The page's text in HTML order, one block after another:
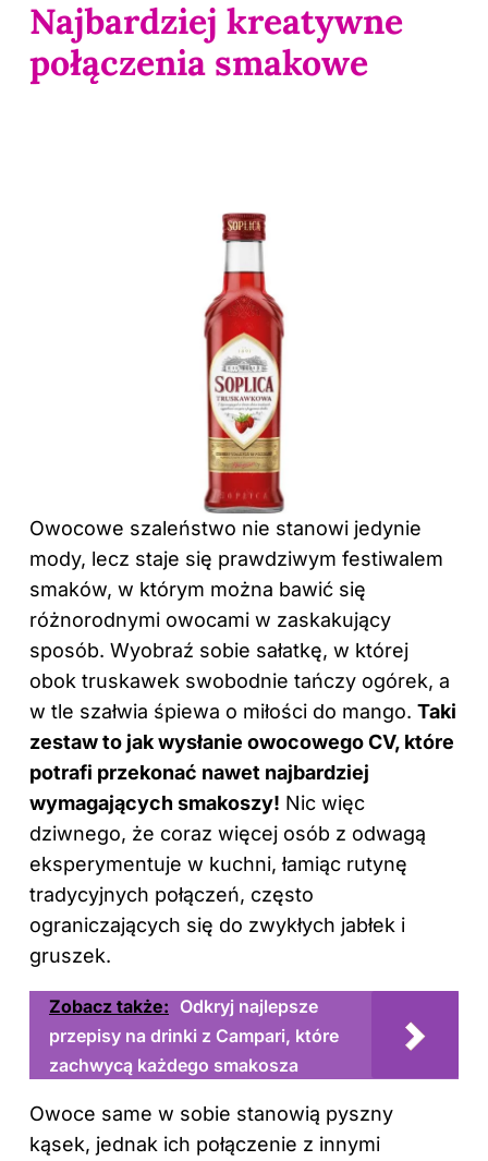
Najbardziej kreatywne
połączenia smakowe
Owocowe szaleństwo nie stanowi jedynie
mody, lecz staje się prawdziwym festiwalem
smaków, w którym można bawić się
różnorodnymi owocami w zaskakujący
sposób. Wyobraź sobie sałatkę, w której
obok truskawek swobodnie tańczy ogórek, a
w tle szałwia śpiewa o miłości do mango. Taki
zestaw to jak wysłanie owocowego CV, które
potrafi przekonać nawet najbardziej
wymagających smakoszy! Nic więc
dziwnego, że coraz więcej osób z odwagą
eksperymentuje w kuchni, łamiąc rutynę
tradycyjnych połączeń, często
ograniczających się do zwykłych jabłek i
gruszek.
Zobacz także: Odkryj najlepsze
przepisy na drinki z Campari, które
zachwycą każdego smakosza
Owoce same w sobie stanowią pyszny
kąsek, jednak ich połączenie z innymi